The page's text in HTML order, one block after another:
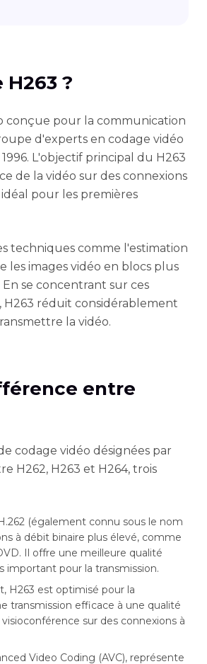
H263 ?
conçue pour la communication
d'experts en codage vidéo
L'objectif principal du H263
de la vidéo sur des connexions
pour les premières
techniques comme l'estimation
les images vidéo en blocs plus
se concentrant sur ces
réduit considérablement
la vidéo.
entre
codage vidéo désignées par
H262, H263 et H264, trois
(également connu sous le nom
à débit binaire plus élevé, comme
Il offre une meilleure qualité
important pour la transmission.
H263 est optimisé pour la
transmission efficace à une qualité
sur des connexions à
Video Coding (AVC), représente